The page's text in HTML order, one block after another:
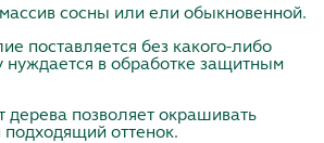
сосны или ели обыкновенной.
поставляется без какого-либо
нуждается в обработке защитным
дерева позволяет окрашивать
оттенок.